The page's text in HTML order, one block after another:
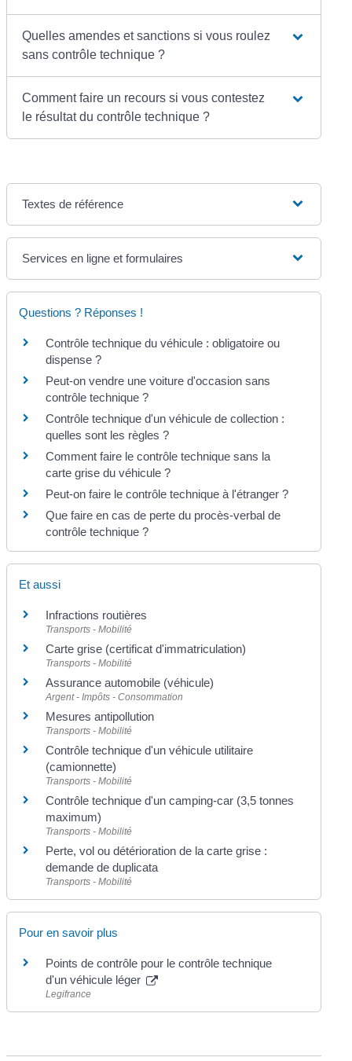
Quelles amendes et sanctions si vous roulez
sans contrôle technique ?
Comment faire un recours si vous contestez
le résultat du contrôle technique ?
Textes de référence
Services en ligne et formulaires
Questions ? Réponses !
Contrôle technique du véhicule : obligatoire ou
dispense ?
Peut-on vendre une voiture d'occasion sans
contrôle technique ?
Contrôle technique d'un véhicule de collection :
quelles sont les règles ?
Comment faire le contrôle technique sans la
carte grise du véhicule ?
Peut-on faire le contrôle technique à l'étranger ?
Que faire en cas de perte du procès-verbal de
contrôle technique ?
Et aussi
Infractions routières
Transports - Mobilité
Carte grise (certificat d'immatriculation)
Transports - Mobilité
Assurance automobile (véhicule)
Argent - Impôts - Consommation
Mesures antipollution
Transports - Mobilité
Contrôle technique d'un véhicule utilitaire
(camionnette)
Transports - Mobilité
Contrôle technique d'un camping-car (3,5 tonnes
maximum)
Transports - Mobilité
Perte, vol ou détérioration de la carte grise :
demande de duplicata
Transports - Mobilité
Pour en savoir plus
Points de contrôle pour le contrôle technique
d'un véhicule léger
Legifrance